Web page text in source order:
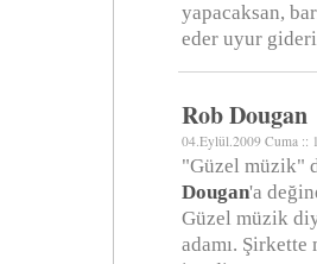
yapacaksan,
eder uyur
Rob Dougan
04.Eylül.2009 Cuma ::
"Güzel müzik"
Dougan'a
Güzel müzik
adamı.